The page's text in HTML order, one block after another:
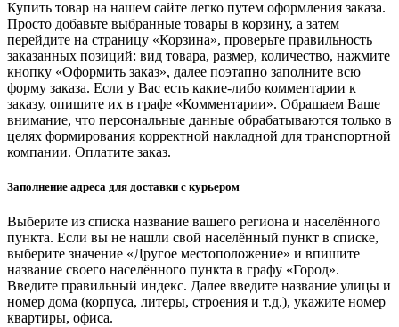
Купить товар на нашем сайте легко путем оформления заказа.
Просто добавьте выбранные товары в корзину, а затем
перейдите на страницу «Корзина», проверьте правильность
заказанных позиций: вид товара, размер, количество, нажмите
кнопку «Оформить заказ», далее поэтапно заполните всю
форму заказа. Если у Вас есть какие-либо комментарии к
заказу, опишите их в графе «Комментарии». Обращаем Ваше
внимание, что персональные данные обрабатываются только в
целях формирования корректной накладной для транспортной
компании. Оплатите заказ.
Заполнение адреса для доставки с курьером
Выберите из списка название вашего региона и населённого
пункта. Если вы не нашли свой населённый пункт в списке,
выберите значение «Другое местоположение» и впишите
название своего населённого пункта в графу «Город».
Введите правильный индекс. Далее введите название улицы и
номер дома (корпуса, литеры, строения и т.д.), укажите номер
квартиры, офиса.